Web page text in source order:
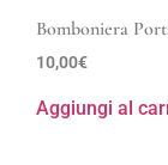
Bomboniera
10,00€
Aggiungi al